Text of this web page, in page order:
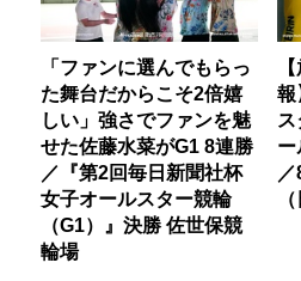
「ファンに選んでもらっ
た舞台だからこそ2倍嬉
しい」強さでファンを魅
せた佐藤水菜がG1 8連勝
／『第2回毎日新聞社杯
女子オールスター競輪
（G1）』決勝 佐世保競
輪場
報
ー